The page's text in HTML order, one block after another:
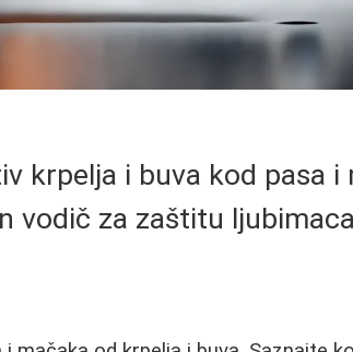
krpelja i buva kod pasa i
vodič za zaštitu ljubimaca